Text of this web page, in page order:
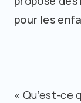
pour les
« Qu’est-ce